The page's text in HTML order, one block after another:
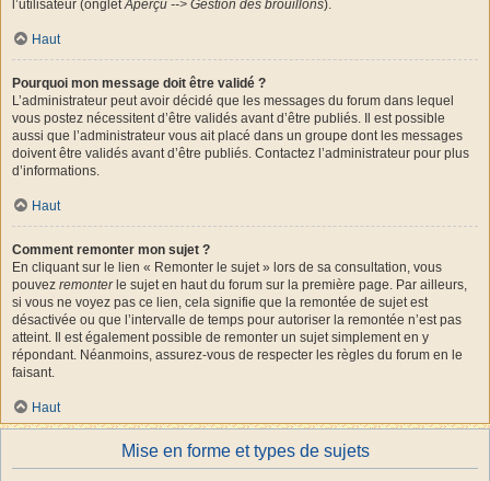
l’utilisateur (ongletAperçu --> Gestion des brouillons).
Haut
Pourquoi mon message doit être validé ?
L’administrateur peut avoir décidé que les messages du forum dans lequel
vous postez nécessitent d’être validés avant d’être publiés. Il est possible
aussi que l’administrateur vous ait placé dans un groupe dont les messages
doivent être validés avant d’être publiés. Contactez l’administrateur pour plus
d’informations.
Haut
Comment remonter mon sujet ?
En cliquant sur le lien « Remonter le sujet » lors de sa consultation, vous
pouvez remonterle sujet en haut du forum sur la première page. Par ailleurs,
si vous ne voyez pas ce lien, cela signifie que la remontée de sujet est
désactivée ou que l’intervalle de temps pour autoriser la remontée n’est pas
atteint. Il est également possible de remonter un sujet simplement en y
répondant. Néanmoins, assurez-vous de respecter les règles du forum en le
faisant.
Haut
Mise en forme et types de sujets